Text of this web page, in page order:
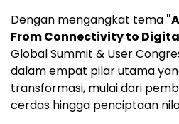
Dengan mengangkat tema
From Connectivity to
Global Summit & User
dalam empat pilar utama
transformasi, mulai dari
cerdas hingga penciptaan